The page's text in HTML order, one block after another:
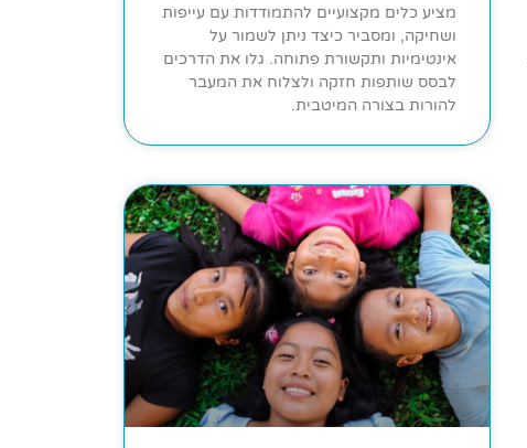
מציע כלים מקצועיים להתמודדות עם עייפות
ושחיקה, ומסביר כיצד ניתן לשמור על
אינטימיות ותקשורת פתוחה. גלו את הדרכים
לבסס שותפות חזקה ולצלוח את המעבר
להורות בצורה המיטבית.